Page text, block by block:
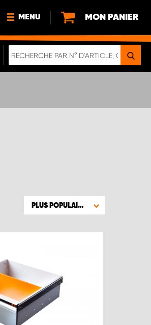
MENU
NOUVEAUTÉS
MON PANIER
PLUS POPULAIRE